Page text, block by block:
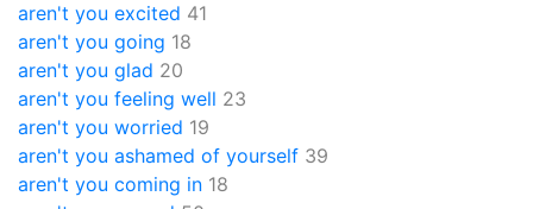
aren't you excited 41
aren't you going 18
aren't you glad 20
aren't you feeling well 23
aren't you worried 19
aren't you ashamed of yourself 39
aren't you coming in 18